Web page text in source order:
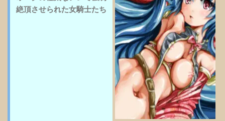
絶頂させられた女騎士たち